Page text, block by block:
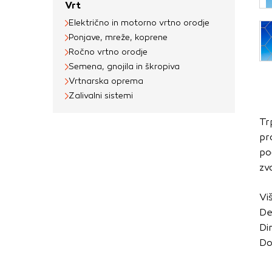
Vrt
Električno in motorno vrtno orodje
Ponjave, mreže, koprene
Ročno vrtno orodje
Semena, gnojila in škropiva
Vrtnarska oprema
Zalivalni sistemi
Ti piškotki so nujni
Običajno so
nastavitev
blokira te piškotke
Piškotki za
S temi piškotki
delovanja našega
zbirajo, so
obiskali naše
Piškotki za ciljno